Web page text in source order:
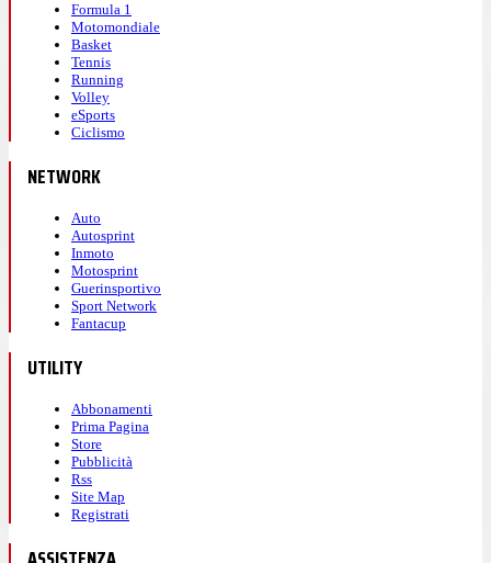
Formula 1
Motomondiale
Basket
Tennis
Running
Volley
eSports
Ciclismo
NETWORK
Auto
Autosprint
Inmoto
Motosprint
Guerinsportivo
Sport Network
Fantacup
UTILITY
Abbonamenti
Prima Pagina
Store
Pubblicità
Rss
Site Map
Registrati